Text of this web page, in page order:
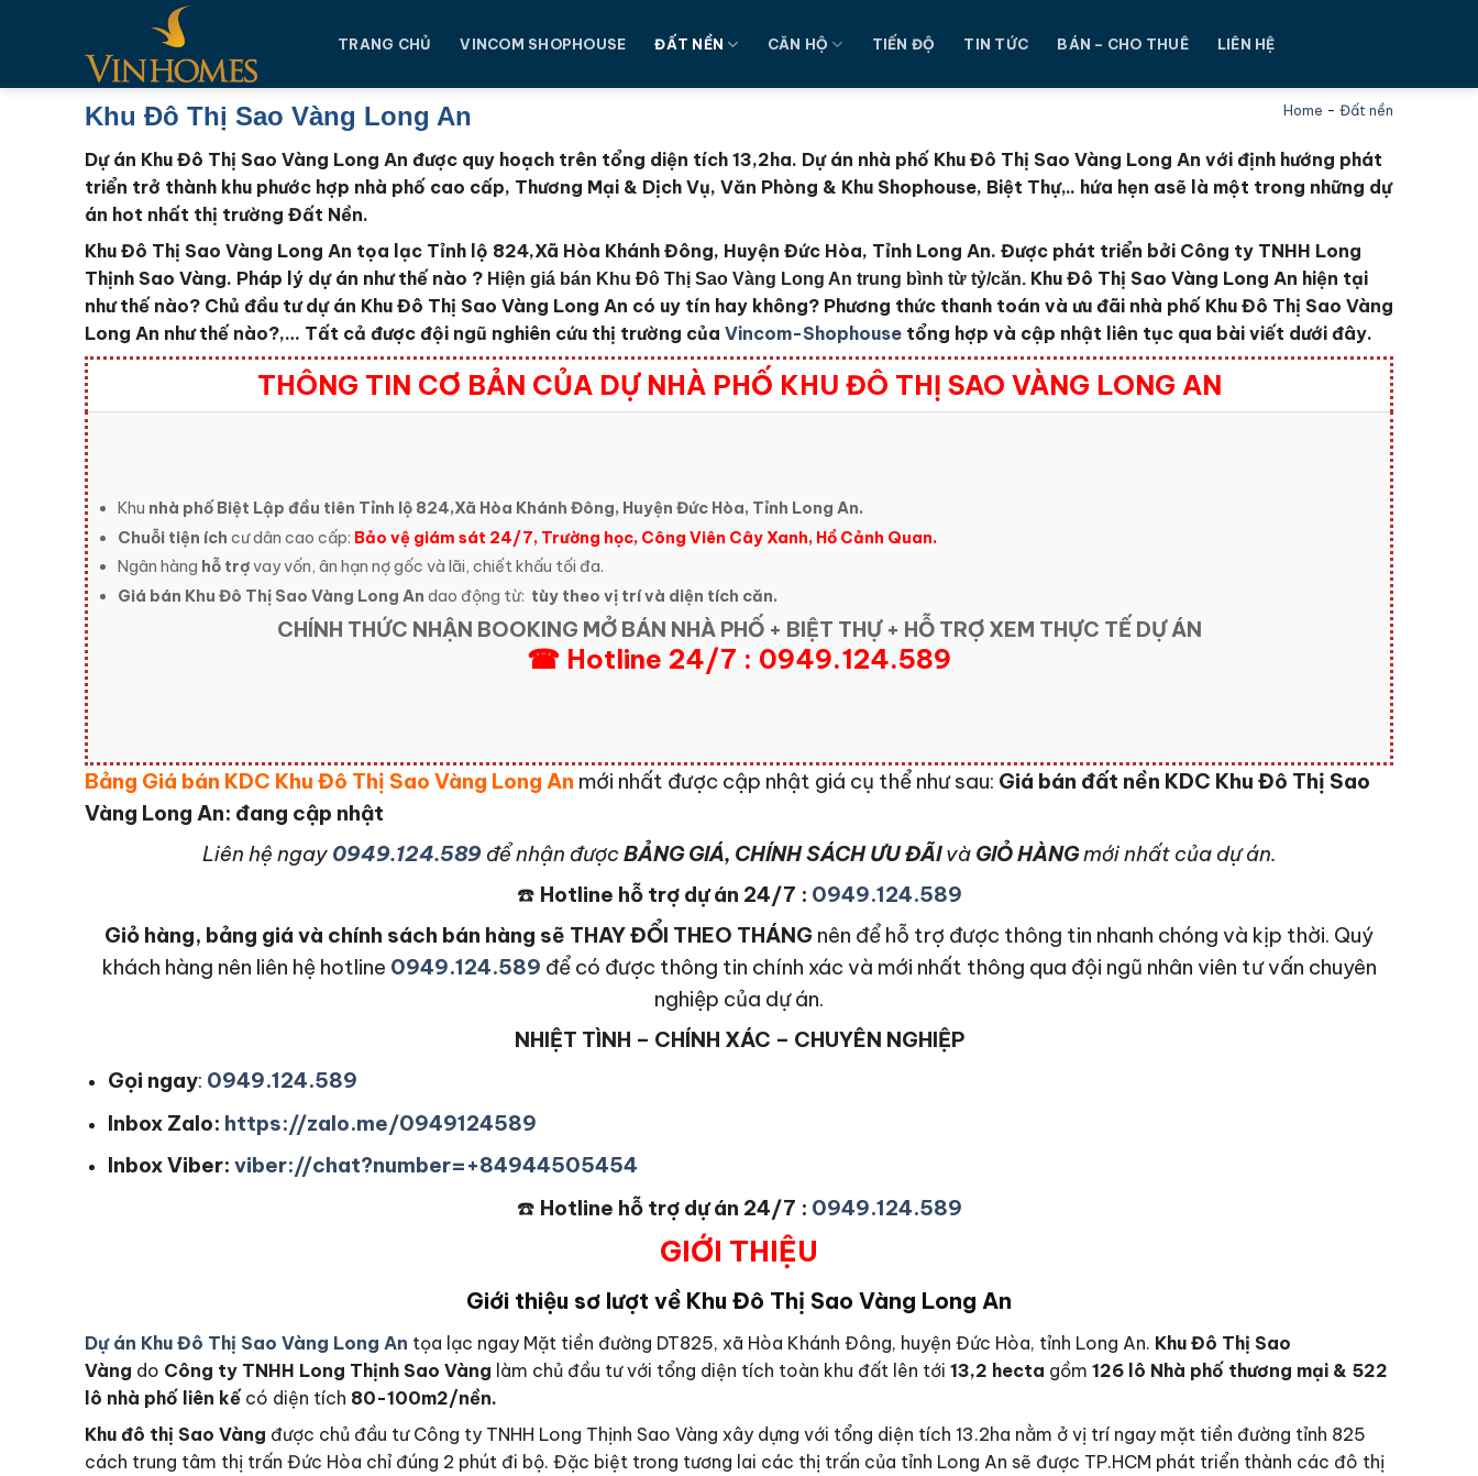
dung
TRANG CHỦ VINCOM SHOPHOUSE ĐẤT NỀN CĂN HỘ TIẾN ĐỘ TIN TỨC BÁN – CHO THUÊ LIÊN HỆ
Khu Đô Thị Sao Vàng Long An Home - Đất nền
Dự án Khu Đô Thị Sao Vàng Long An được quy hoạch trên tổng diện tích 13,2ha. Dự án nhà phố Khu Đô Thị Sao Vàng Long An với định hướng phát
triển trở thành khu phước hợp nhà phố cao cấp, Thương Mại & Dịch Vụ, Văn Phòng & Khu Shophouse, Biệt Thự,.. hứa hẹn asẽ là một trong những dự
án hot nhất thị trường Đất Nền.
Khu Đô Thị Sao Vàng Long An tọa lạc Tỉnh lộ 824,Xã Hòa Khánh Đông, Huyện Đức Hòa, Tỉnh Long An. Được phát triển bởi Công ty TNHH Long
Thịnh Sao Vàng. Pháp lý dự án như thế nào ? Hiện giá bán Khu Đô Thị Sao Vàng Long An trung bình từ tỷ/căn. Khu Đô Thị Sao Vàng Long An hiện tại
như thế nào? Chủ đầu tư dự án Khu Đô Thị Sao Vàng Long An có uy tín hay không? Phương thức thanh toán và ưu đãi nhà phố Khu Đô Thị Sao Vàng
Long An như thế nào?,… Tất cả được đội ngũ nghiên cứu thị trường của Vincom-Shophouse tổng hợp và cập nhật liên tục qua bài viết dưới đây.
THÔNG TIN CƠ BẢN CỦA DỰ NHÀ PHỐ KHU ĐÔ THỊ SAO VÀNG LONG AN
Khu nhà phố Biệt Lập đầu tiên Tỉnh lộ 824,Xã Hòa Khánh Đông, Huyện Đức Hòa, Tỉnh Long An.
Chuỗi tiện ích cư dân cao cấp: Bảo vệ giám sát 24/7, Trường học, Công Viên Cây Xanh, Hồ Cảnh Quan.
Ngân hàng hỗ trợvay vốn, ân hạn nợ gốc và lãi, chiết khấu tối đa.
Giá bán Khu Đô Thị Sao Vàng Long An dao động từ: tùy theo vị trí và diện tích căn.
CHÍNH THỨC NHẬN BOOKING MỞ BÁN NHÀ PHỐ + BIỆT THỰ + HỖ TRỢ XEM THỰC TẾ DỰ ÁN
☎ Hotline 24/7 : 0949.124.589
Bảng Giá bán KDC Khu Đô Thị Sao Vàng Long An mới nhất được cập nhật giá cụ thể như sau: Giá bán đất nền KDC Khu Đô Thị Sao
Vàng Long An: đang cập nhật
Liên hệ ngay 0949.124.589để nhận được BẢNG GIÁ, CHÍNH SÁCH ƯU ĐÃIvàGIỎ HÀNGmới nhất của dự án.
☎️ Hotline hỗ trợ dự án 24/7 : 0949.124.589
Giỏ hàng, bảng giá và chính sách bán hàng sẽ THAY ĐỔI THEO THÁNG nên để hỗ trợ được thông tin nhanh chóng và kịp thời. Quý
khách hàng nên liên hệ hotline 0949.124.589 để có được thông tin chính xác và mới nhất thông qua đội ngũ nhân viên tư vấn chuyên
nghiệp của dự án.
NHIỆT TÌNH – CHÍNH XÁC – CHUYÊN NGHIỆP
Gọi ngay: 0949.124.589
Inbox Zalo: https://zalo.me/0949124589
Inbox Viber: viber://chat?number=+84944505454
☎️ Hotline hỗ trợ dự án 24/7 : 0949.124.589
GIỚI THIỆU
Giới thiệu sơ lượt về Khu Đô Thị Sao Vàng Long An
Dự án Khu Đô Thị Sao Vàng Long An tọa lạc ngay Mặt tiền đường DT825, xã Hòa Khánh Đông, huyện Đức Hòa, tỉnh Long An. Khu Đô Thị Sao
Vàng do Công ty TNHH Long Thịnh Sao Vàng làm chủ đầu tư với tổng diện tích toàn khu đất lên tới 13,2 hecta gồm 126 lô Nhà phố thương mại & 522
lô nhà phố liên kế có diện tích 80-100m2/nền.
Khu đô thị Sao Vàng được chủ đầu tư Công ty TNHH Long Thịnh Sao Vàng xây dựng với tổng diện tích 13.2ha nằm ở vị trí ngay mặt tiền đường tỉnh 825
cách trung tâm thị trấn Đức Hòa chỉ đúng 2 phút đi bộ. Đặc biệt trong tương lai các thị trấn của tỉnh Long An sẽ được TP.HCM phát triển thành các đô thị